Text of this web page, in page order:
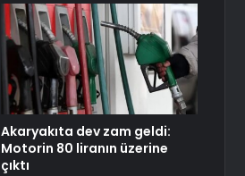
Akaryakıta dev zam geldi:
Motorin 80 liranın üzerine
çıktı